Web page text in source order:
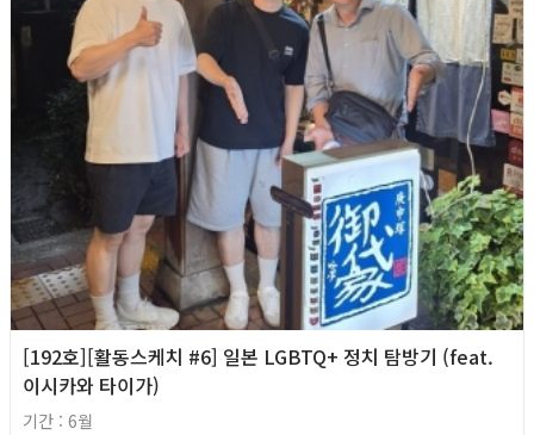
[192호][활동스케치 #6] 일본 LGBTQ+ 정치 탐방기 (feat.
이시카와 타이가)
기간 : 6월